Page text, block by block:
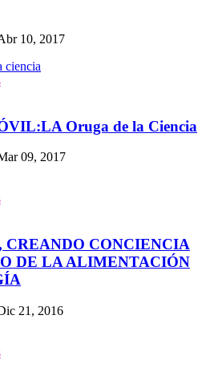
10, 2017
Oruga de la Ciencia
09, 2017
CREANDO CONCIENCIA
DE LA ALIMENTACIÓN
21, 2016